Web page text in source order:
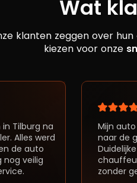
Wat
klanten zeggen over
kiezen voor onze
Tilburg na
Alles werd
de auto
nog veilig
Mijn
naar de
zonder